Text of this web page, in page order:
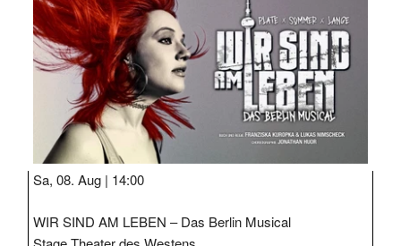
Sa, 08. Aug | 14:00
WIR SIND AM LEBEN – Das Berlin Musical